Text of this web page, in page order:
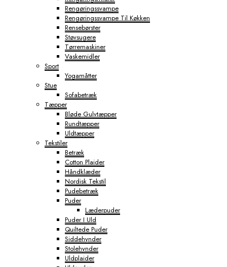
Rengøringssvampe
Rengøringssvampe Til Køkken
Rensebørster
Støvsugere
Tørremaskiner
Vaskemidler
Sport
Yogamåtter
Stue
Sofabetræk
Tæpper
Bløde Gulvtæpper
Rundtæpper
Uldtæpper
Tekstiler
Betræk
Cotton Plaider
Håndklæder
Nordisk Tekstil
Pudebetræk
Puder
Læderpuder
Puder I Uld
Quiltede Puder
Siddehynder
Stolehynder
Uldplaider